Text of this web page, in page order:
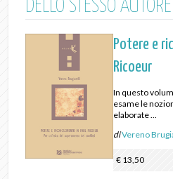
DELLO STESSO AUTORE
Potere e
Ricoeur
In questo
esame le
elaborate ...
diVereno
€ 13,50